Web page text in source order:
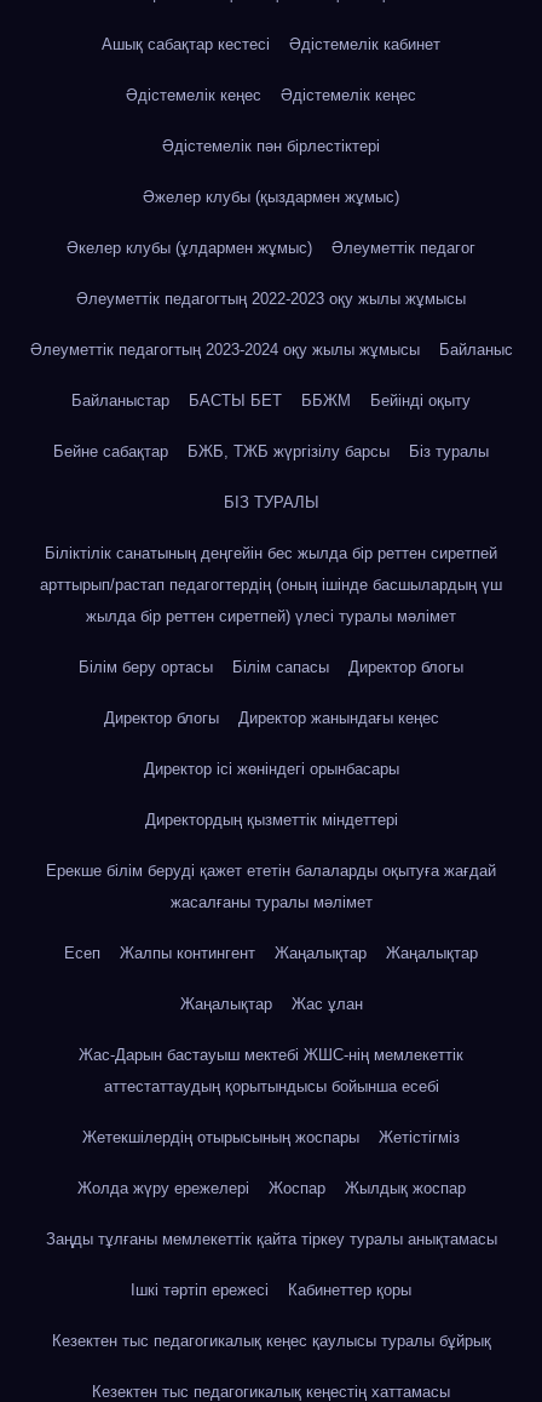
Ашық сабақтар кестесі Әдістемелік кабинет
Әдістемелік кеңес Әдістемелік кеңес
Әдістемелік пән бірлестіктері
Әжелер клубы (қыздармен жұмыс)
Әкелер клубы (ұлдармен жұмыс) Әлеуметтік педагог
Әлеуметтік педагогтың 2022-2023 оқу жылы жұмысы
Әлеуметтік педагогтың 2023-2024 оқу жылы жұмысы Байланыс
Байланыстар БАСТЫ БЕТ ББЖМ Бейінді оқыту
Бейне сабақтар БЖБ, ТЖБ жүргізілу барсы Біз туралы
БІЗ ТУРАЛЫ
Біліктілік санатының деңгейін бес жылда бір реттен сиретпей
арттырып/растап педагогтердің (оның ішінде басшылардың үш
жылда бір реттен сиретпей) үлесі туралы мәлімет
Білім беру ортасы Білім сапасы Директор блогы
Директор блогы Директор жанындағы кеңес
Директор ісі жөніндегі орынбасары
Директордың қызметтік міндеттері
Ерекше білім беруді қажет ететін балаларды оқытуға жағдай
жасалғаны туралы мәлімет
Есеп Жалпы контингент Жаңалықтар Жаңалықтар
Жаңалықтар Жас ұлан
Жас-Дарын бастауыш мектебі ЖШС-нің мемлекеттік
аттестаттаудың қорытындысы бойынша есебі
Жетекшілердің отырысының жоспары Жетістігміз
Жолда жүру ережелері Жоспар Жылдық жоспар
Заңды тұлғаны мемлекеттік қайта тіркеу туралы анықтамасы
Ішкі тәртіп ережесі Кабинеттер қоры
Кезектен тыс педагогикалық кеңес қаулысы туралы бұйрық
Кезектен тыс педагогикалық кеңестің хаттамасы